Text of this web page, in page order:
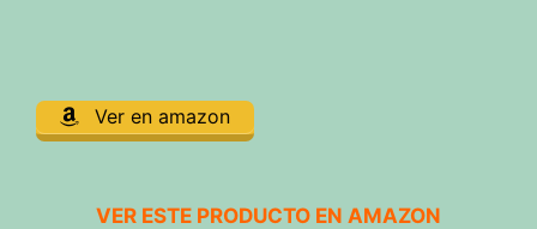
Ver en amazon
VER ESTE PRODUCTO EN AMAZON